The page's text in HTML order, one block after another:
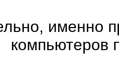
именно
компьютеров